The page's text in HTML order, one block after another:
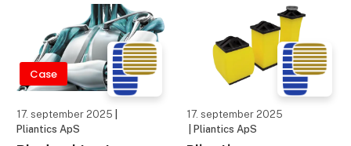
platform at HI25,
Scandinavia’s largest
technology and indu
Vi er stolte af at kunne
tilbyde ægte
bæredygtige produkter
med vores berømte
holdbarhed o
Case
17. september 2025
Pliantics ApS
17. september 2025
| Pliantics ApS